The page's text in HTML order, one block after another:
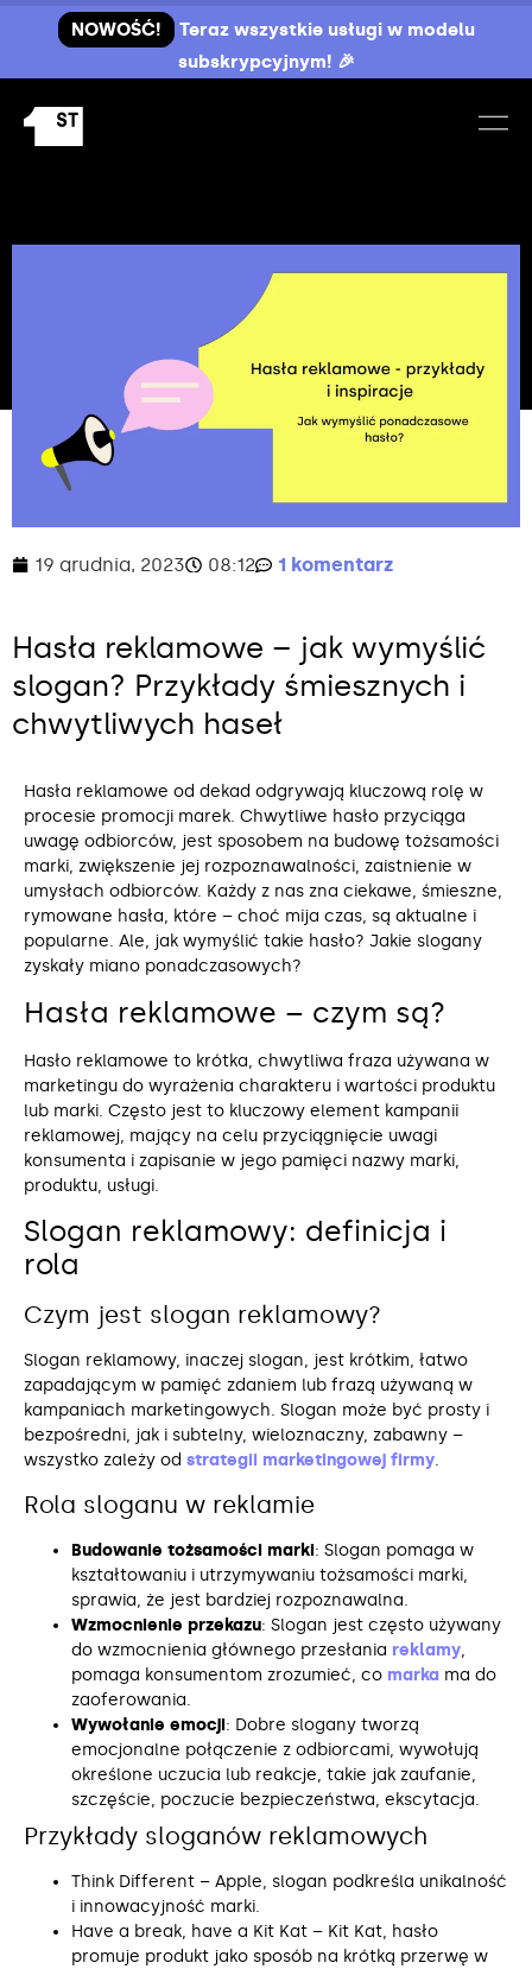
NOWOŚĆ!
Teraz wszystkie usługi w modelu
subskrypcyjnym! 🎉
19 grudnia, 2023 08:12 1 komentarz
Hasła reklamowe – jak wymyślić
slogan? Przykłady śmiesznych i
chwytliwych haseł
Hasła reklamowe od dekad odgrywają kluczową rolę w
procesie promocji marek. Chwytliwe hasło przyciąga
uwagę odbiorców, jest sposobem na budowę tożsamości
marki, zwiększenie jej rozpoznawalności, zaistnienie w
umysłach odbiorców. Każdy z nas zna ciekawe, śmieszne,
rymowane hasła, które – choć mija czas, są aktualne i
popularne. Ale, jak wymyślić takie hasło? Jakie slogany
zyskały miano ponadczasowych?
Hasła reklamowe – czym są?
Hasło reklamowe to krótka, chwytliwa fraza używana w
marketingu do wyrażenia charakteru i wartości produktu
lub marki. Często jest to kluczowy element kampanii
reklamowej, mający na celu przyciągnięcie uwagi
konsumenta i zapisanie w jego pamięci nazwy marki,
produktu, usługi.
Slogan reklamowy: definicja i
rola
Czym jest slogan reklamowy?
Slogan reklamowy, inaczej slogan, jest krótkim, łatwo
zapadającym w pamięć zdaniem lub frazą używaną w
kampaniach marketingowych. Slogan może być prosty i
bezpośredni, jak i subtelny, wieloznaczny, zabawny –
wszystko zależy od strategii marketingowej firmy.
Rola sloganu w reklamie
Budowanie tożsamości marki: Slogan pomaga w
kształtowaniu i utrzymywaniu tożsamości marki,
sprawia, że jest bardziej rozpoznawalna.
Wzmocnienie przekazu: Slogan jest często używany
do wzmocnienia głównego przesłania reklamy,
pomaga konsumentom zrozumieć, co marka ma do
zaoferowania.
Wywołanie emocji: Dobre slogany tworzą
emocjonalne połączenie z odbiorcami, wywołują
określone uczucia lub reakcje, takie jak zaufanie,
szczęście, poczucie bezpieczeństwa, ekscytacja.
Przykłady sloganów reklamowych
Think Different – Apple, slogan podkreśla unikalność
i innowacyjność marki.
Have a break, have a Kit Kat – Kit Kat, hasło
promuje produkt jako sposób na krótką przerwę w